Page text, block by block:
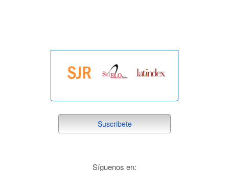
suscribete
Suscribete
Síguenos en: